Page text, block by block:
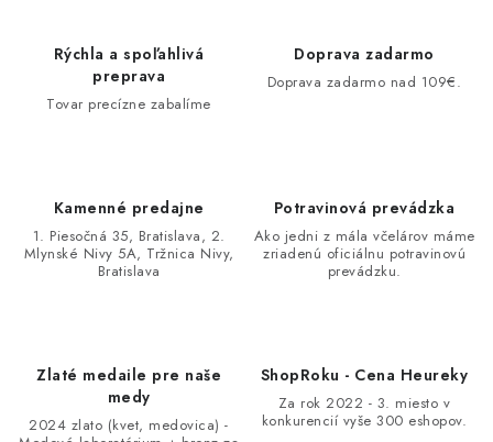
Rýchla a spoľahlivá
preprava
Tovar precízne zabalíme
Doprava zadarmo
Doprava zadarmo nad 109€.
Kamenné predajne
1. Piesočná 35, Bratislava, 2.
Mlynské Nivy 5A, Tržnica Nivy,
Bratislava
Potravinová prevádzka
Ako jedni z mála včelárov máme
zriadenú oficiálnu potravinovú
prevádzku.
Zlaté medaile pre naše
medy
2024 zlato (kvet, medovica) -
ShopRoku - Cena Heureky
Za rok 2022 - 3. miesto v
konkurencií vyše 300 eshopov.